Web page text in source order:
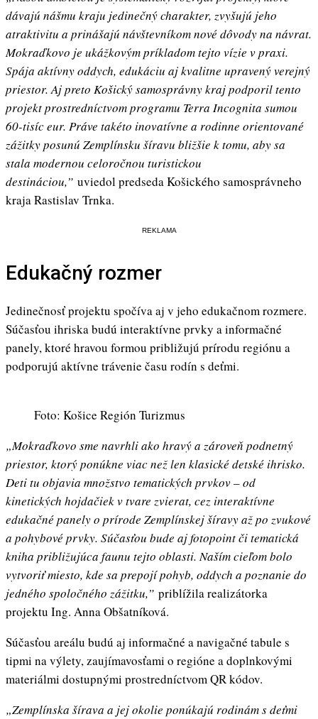
dávajú nášmu kraju jedinečný charakter, zvyšujú jeho
atraktivitu a prinášajú návštevníkom nové dôvody na návrat.
Mokraďkovo je ukážkovým príkladom tejto vízie v praxi.
Spája aktívny oddych, edukáciu aj kvalitne upravený verejný
priestor. Aj preto Košický samosprávny kraj podporil tento
projekt prostredníctvom programu Terra Incognita sumou
60-tisíc eur. Práve takéto inovatívne a rodinne orientované
zážitky posunú Zemplínsku šíravu bližšie k tomu, aby sa
stala modernou celoročnou turistickou
destináciou,” uviedol predseda Košického samosprávneho
kraja Rastislav Trnka.
REKLAMA
Edukačný rozmer
Jedinečnosť projektu spočíva aj v jeho edukačnom rozmere.
Súčasťou ihriska budú interaktívne prvky a informačné
panely, ktoré hravou formou približujú prírodu regiónu a
podporujú aktívne trávenie času rodín s deťmi.
Foto: Košice Región Turizmus
„Mokraďkovo sme navrhli ako hravý a zároveň podnetný
priestor, ktorý ponúkne viac než len klasické detské ihrisko.
Deti tu objavia množstvo tematických prvkov – od
kinetických hojdačiek v tvare zvierat, cez interaktívne
edukačné panely o prírode Zemplínskej šíravy až po zvukové
a pohybové prvky. Súčasťou bude aj fotopoint či tematická
kniha približujúca faunu tejto oblasti. Naším cieľom bolo
vytvoriť miesto, kde sa prepojí pohyb, oddych a poznanie do
jedného spoločného zážitku,” priblížila realizátorka
projektu Ing. Anna Obšatníková.
Súčasťou areálu budú aj informačné a navigačné tabule s
tipmi na výlety, zaujímavosťami o regióne a doplnkovými
materiálmi dostupnými prostredníctvom QR kódov.
„Zemplínska šírava a jej okolie ponúkajú rodinám s deťmi